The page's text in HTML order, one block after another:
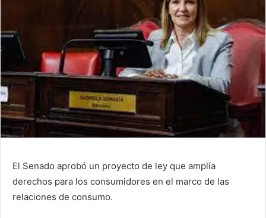
El Senado aprobó un proyecto de ley que amplía
derechos para los consumidores en el marco de las
relaciones de consumo.